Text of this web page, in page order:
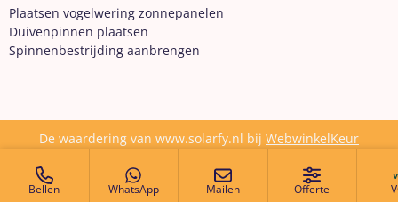
Plaatsen vogelwering zonnepanelen
Duivenpinnen plaatsen
Spinnenbestrijding aanbrengen
De waardering van www.solarfy.nl bij WebwinkelKeur
© 2014 - 2025 Solarfy B.V. -
Privacy Policy
Bellen WhatsApp Mailen Offerte